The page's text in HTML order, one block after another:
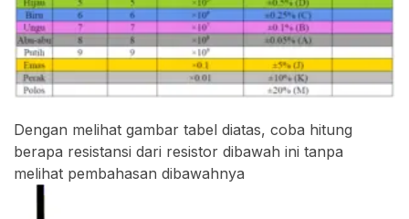
Dengan melihat gambar tabel diatas, coba hitung
berapa resistansi dari resistor dibawah ini tanpa
melihat pembahasan dibawahnya